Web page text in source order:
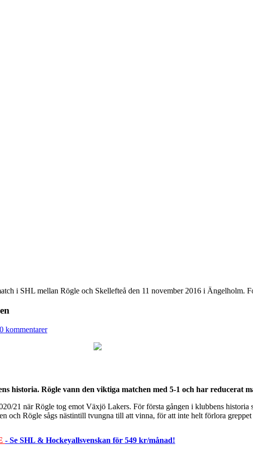
i SHL mellan Rögle och Skellefteå den 11 november 2016 i
0 kommentarer
historia. Rögle vann den viktiga matchen med 5-1 och har reducerat
21 när Rögle tog emot Växjö Lakers. För första gången i klubbens historia
och Rögle sågs nästintill tvungna till att vinna, för att inte helt förlora
- Se SHL & Hockeyallsvenskan för 549 kr/månad!